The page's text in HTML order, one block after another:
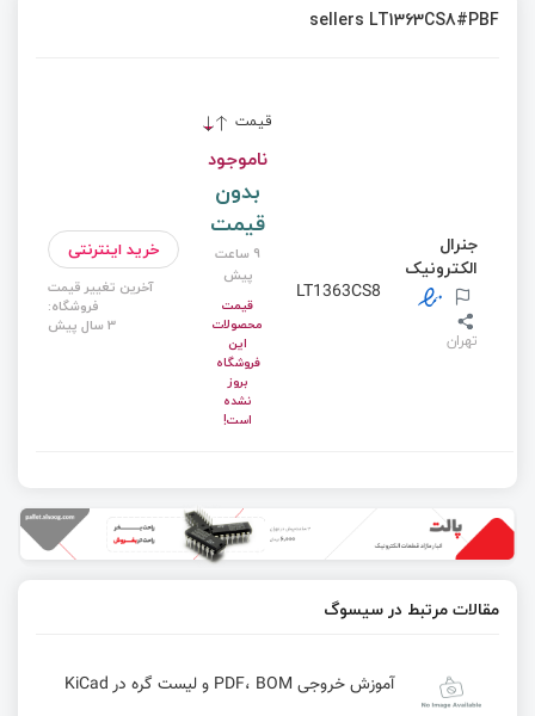
sellers LT1363CS8#PBF
قیمت
جنرال
الکترونیک
تهران
LT1363CS8
ناموجود
بدون
قیمت
9 ساعت
پیش
قیمت
محصولات
این
فروشگاه
بروز
نشده
است!
خرید اینترنتی
آخرین تغییر قیمت
فروشگاه:
3 سال پیش
مقالات مرتبط در سیسوگ
آموزش خروجی PDF، BOM و لیست گره در KiCad